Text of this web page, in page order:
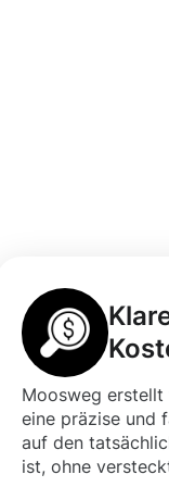
Moosweg erstellt
eine präzise und
auf den
ist, ohne